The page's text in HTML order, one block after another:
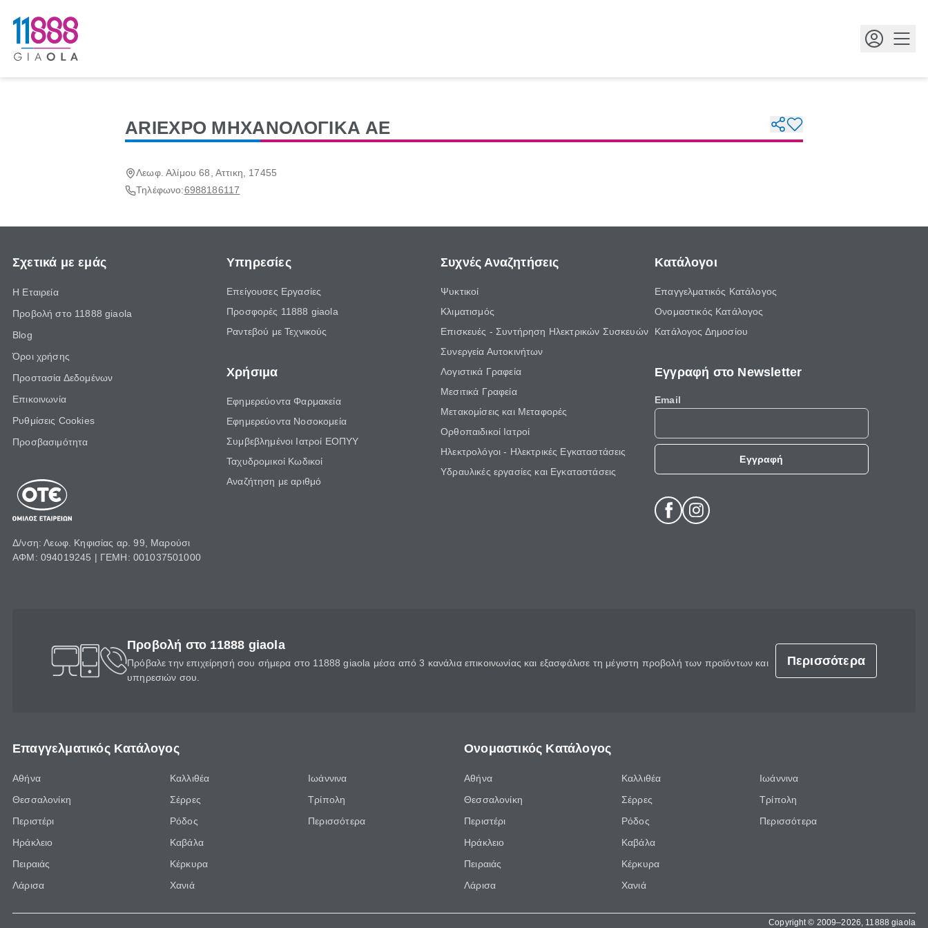
ARIEXPO ΜΗΧΑΝΟΛΟΓΙΚΑ ΑΕ
Λεωφ. Αλίμου 68, Αττικη, 17455
Τηλέφωνο:6988186117
Σχετικά με εμάς
Η Εταιρεία
Προβολή στο 11888 giaola
Blog
Όροι χρήσης
Προστασία Δεδομένων
Επικοινωνία
Ρυθμίσεις Cookies
Προσβασιμότητα
Δ/νση: Λεωφ. Κηφισίας αρ. 99, Μαρούσι
ΑΦΜ: 094019245 | ΓΕΜΗ: 001037501000
Υπηρεσίες
Επείγουσες Εργασίες
Προσφορές 11888 giaola
Ραντεβού με Τεχνικούς
Χρήσιμα
Εφημερεύοντα Φαρμακεία
Εφημερεύοντα Νοσοκομεία
Συμβεβλημένοι Ιατροί ΕΟΠΥΥ
Ταχυδρομικοί Κωδικοί
Αναζήτηση με αριθμό
Συχνές Αναζητήσεις
Ψυκτικοί
Κλιματισμός
Επισκευές - Συντήρηση Ηλεκτρικών Συσκευών
Συνεργεία Αυτοκινήτων
Λογιστικά Γραφεία
Μεσιτικά Γραφεία
Μετακομίσεις και Μεταφορές
Ορθοπαιδικοί Ιατροί
Ηλεκτρολόγοι - Ηλεκτρικές Εγκαταστάσεις
Υδραυλικές εργασίες και Εγκαταστάσεις
Κατάλογοι
Επαγγελματικός Κατάλογος
Ονομαστικός Κατάλογος
Κατάλογος Δημοσίου
Εγγραφή στο Newsletter
Email
Εγγραφή
Προβολή στο 11888 giaola
Πρόβαλε την επιχείρησή σου σήμερα στο 11888 giaola μέσα από 3 κανάλια επικοινωνίας και εξασφάλισε τη μέγιστη προβολή των προϊόντων και
υπηρεσιών σου.
Περισσότερα
Επαγγελματικός Κατάλογος
Αθήνα
Θεσσαλονίκη
Περιστέρι
Ηράκλειο
Πειραιάς
Λάρισα
Καλλιθέα
Σέρρες
Ρόδος
Καβάλα
Κέρκυρα
Χανιά
Ιωάννινα
Τρίπολη
Περισσότερα
Ονομαστικός Κατάλογος
Αθήνα
Θεσσαλονίκη
Περιστέρι
Ηράκλειο
Πειραιάς
Λάρισα
Καλλιθέα
Σέρρες
Ρόδος
Καβάλα
Κέρκυρα
Χανιά
Ιωάννινα
Τρίπολη
Περισσότερα
Copyright © 2009–2026, 11888 giaola